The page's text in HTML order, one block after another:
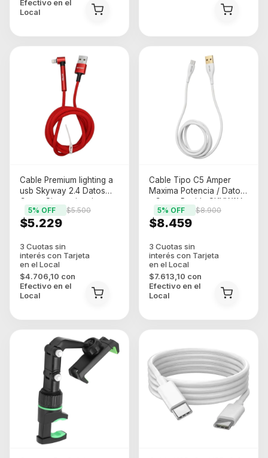
Efectivo en el
Local
Cable Premium lighting a
usb Skyway 2.4 Datos
Carga Sincronizacion
(GM-6605)
$5.229
$5.500
5% OFF
$4.706,10 con
Efectivo en el
Local
Cable Tipo C5 Amper
Maxima Potencia / Datos
- Carga Rapida SKYWAY
(GM-6606)
$8.459
$8.900
5% OFF
$7.613,10 con
Efectivo en el
Local